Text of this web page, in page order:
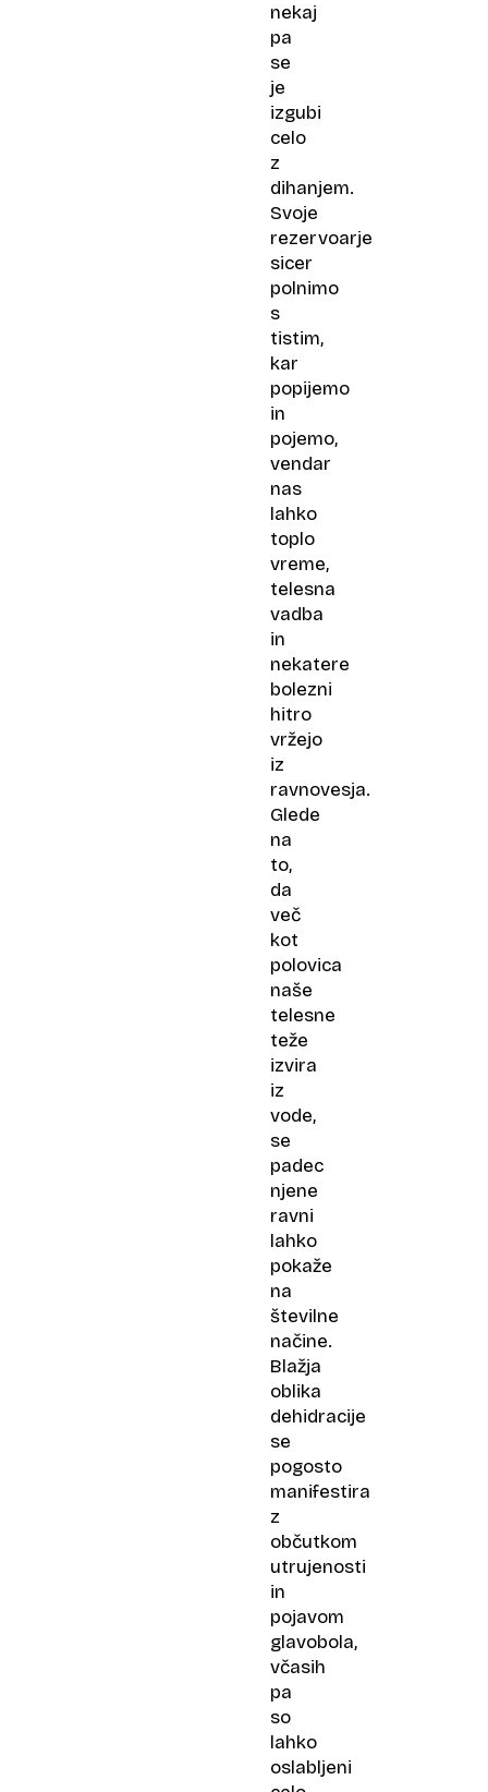
nekaj
pa
se
je
izgubi
celo
z
dihanjem.
Svoje
rezervoarje
sicer
polnimo
s
tistim,
kar
popijemo
in
pojemo,
vendar
nas
lahko
toplo
vreme,
telesna
vadba
in
nekatere
bolezni
hitro
vržejo
iz
ravnovesja.
Glede
na
to,
da
več
kot
polovica
naše
telesne
teže
izvira
iz
vode,
se
padec
njene
ravni
lahko
pokaže
na
številne
načine.
Blažja
oblika
dehidracije
se
pogosto
manifestira
z
občutkom
utrujenosti
in
pojavom
glavobola,
včasih
pa
so
lahko
oslabljeni